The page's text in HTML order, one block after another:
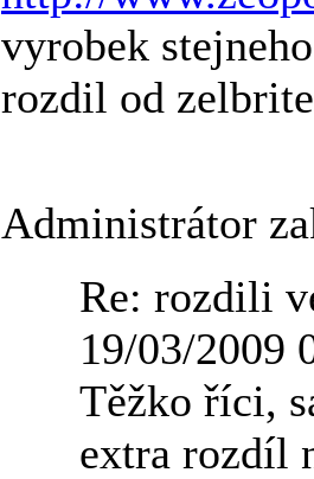
vyrobek
rozdil od
Administrátor
Re: rozdili
19/03/2009
Těžko říci,
extra rozdíl